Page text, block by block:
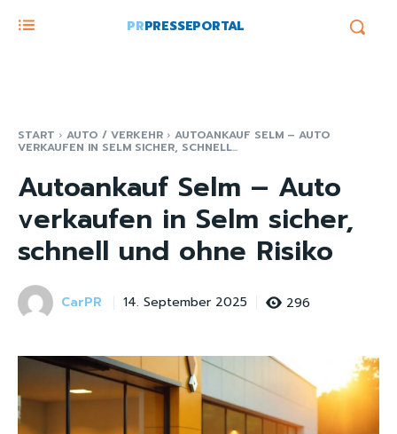
PRPRESSEPORTAL
START AUTO / VERKEHR AUTOANKAUF SELM – AUTO
VERKAUFEN IN SELM SICHER, SCHNELL...
Autoankauf Selm – Auto
verkaufen in Selm sicher,
schnell und ohne Risiko
CarPR 14. September 2025 296